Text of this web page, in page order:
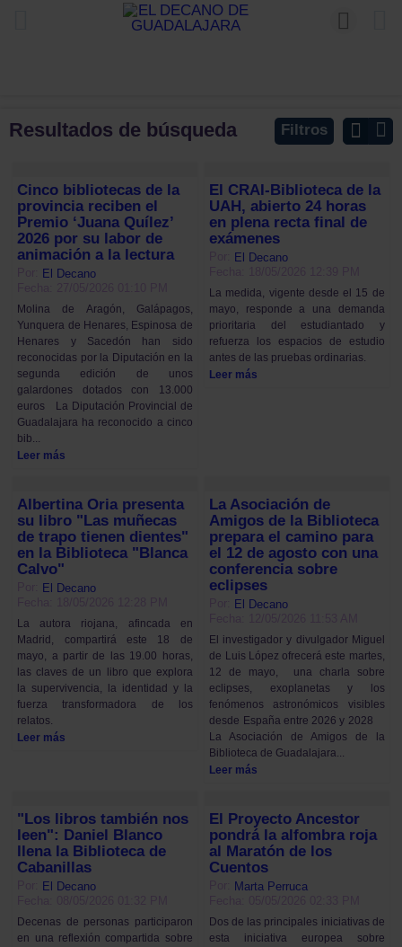
Filtros
Resultados de búsqueda
Cinco bibliotecas de la
provincia reciben el
Premio ‘Juana Quílez’
2026 por su labor de
animación a la lectura
El Decano
Molina de Aragón, Galápagos,
Yunquera de Henares, Espinosa de
Henares y Sacedón han sido
reconocidas por la Diputación en la
segunda edición de unos
galardones dotados con 13.000
euros La Diputación Provincial de
Guadalajara ha reconocido a cinco
bib...
Leer más
El CRAI-Biblioteca de la
UAH, abierto 24 horas
en plena recta final de
exámenes
El Decano
La medida, vigente desde el 15 de
mayo, responde a una demanda
prioritaria del estudiantado y
refuerza los espacios de estudio
antes de las pruebas ordinarias.
Leer más
Albertina Oria presenta
su libro "Las muñecas
de trapo tienen dientes"
en la Biblioteca "Blanca
Calvo"
El Decano
La autora riojana, afincada en
Madrid, compartirá este 18 de
mayo, a partir de las 19.00 horas,
las claves de un libro que explora
la supervivencia, la identidad y la
fuerza transformadora de los
relatos.
Leer más
La Asociación de
Amigos de la Biblioteca
prepara el camino para
el 12 de agosto con una
conferencia sobre
eclipses
El Decano
El investigador y divulgador Miguel
de Luis López ofrecerá este martes,
12 de mayo, una charla sobre
eclipses, exoplanetas y los
fenómenos astronómicos visibles
desde España entre 2026 y 2028
La Asociación de Amigos de la
Biblioteca de Guadalajara...
Leer más
"Los libros también nos
leen": Daniel Blanco
llena la Biblioteca de
Cabanillas
El Decano
Decenas de personas participaron
en una reflexión compartida sobre
El Proyecto Ancestor
pondrá la alfombra roja
al Maratón de los
Cuentos
Marta Perruca
Dos de las principales iniciativas de
esta iniciativa europea sobre